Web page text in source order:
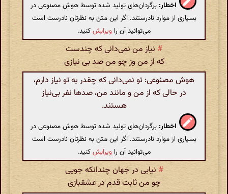
اخطار: برگردان‌های تولید شده توسط هوش مصنوعی در
بسیاری از موارد نادرستند. اگر این متن به نظرتان نادرست است
می‌توانید آن را ویرایشکنید.
# نیاز من نمی‌دانی که چندست
که از من وز چو من صد بی نیازی
هوش مصنوعی: تو نمی‌دانی که چقدر به تو نیاز دارم،
در حالی که از من و مانند من، صدها نفر بی‌نیاز
هستند.
اخطار: برگردان‌های تولید شده توسط هوش مصنوعی در
بسیاری از موارد نادرستند. اگر این متن به نظرتان نادرست است
می‌توانید آن را ویرایشکنید.
# نیابی در جهان چندانکه جویی
چو من ثابت قدم در عشقبازی